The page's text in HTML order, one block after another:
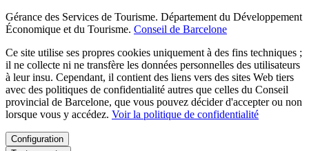
Gérance des Services de Tourisme. Département du Développement
Économique et du Tourisme. Conseil de Barcelone
Ce site utilise ses propres cookies uniquement à des fins techniques ;
il ne collecte ni ne transfère les données personnelles des utilisateurs
à leur insu. Cependant, il contient des liens vers des sites Web tiers
avec des politiques de confidentialité autres que celles du Conseil
provincial de Barcelone, que vous pouvez décider d'accepter ou non
lorsque vous y accédez. Voir la politique de confidentialité
Configuration